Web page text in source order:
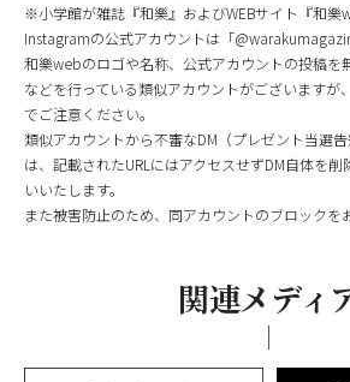
※小学館が雑誌『和樂』およびWEBサイト『和樂
Instagramの公式アカウントは「
和樂webのロゴや名称、公式アカウントの投稿を
などを行っている類似アカウントがございますが
でご注意ください。
類似アカウントから不審なDM（プレゼント当選
は、記載されたURLにはアクセスせずDM自体を
いいたします。
また被害防止のため、同アカウントのブロックを
関連メディ